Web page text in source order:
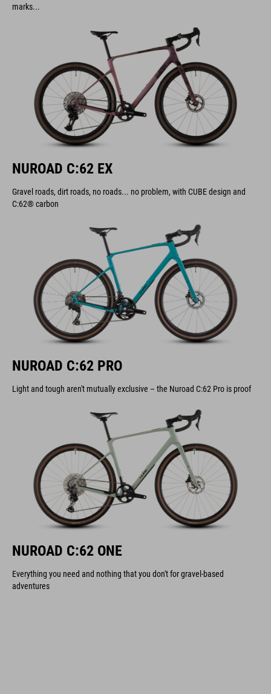
marks...
NUROAD C:62 EX
Gravel roads, dirt roads, no roads... no problem, with CUBE design and
C:62® carbon
NUROAD C:62 PRO
Light and tough aren't mutually exclusive – the Nuroad C:62 Pro is proof
NUROAD C:62 ONE
Everything you need and nothing that you don't for gravel-based
adventures